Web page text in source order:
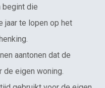
begint die
jaar te lopen op het
aantonen dat de
de eigen woning.